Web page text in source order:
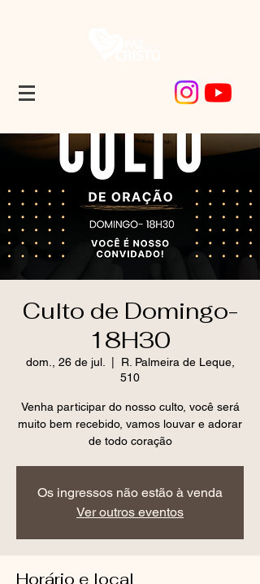
Culto de Domingo-
18H30
dom., 26 de jul.
R. Palmeira de Leque,
510
Venha participar do nosso culto, você será
muito bem recebido, vamos louvar e adorar
de todo coração
Os ingressos não estão à venda
Ver outros eventos
Horário e local